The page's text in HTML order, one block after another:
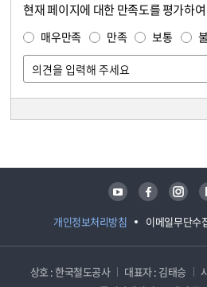
현재 페이지에 대한 만족도를 평가하
매우만족 만족 보통
개인정보처리방침 이메일무단수
유튜브 페이스북 인스타그램
상호 : 한국철도공사 대표자 : 김태승